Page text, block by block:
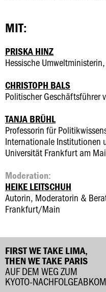
MIT:
PRISKA HINZ
Hessische
CHRISTOPH BALS
Politischer Geschäftsführer
TANJA BRÜHL
Professorin für
Internationale Institutionen
Universität Frankfurt am
Moderation:
HEIKE LEITSCHUH
Autorin, Moderatorin &
Frankfurt/Main
FIRST WE TAKE LIMA,
THEN WE TAKE PARIS
AUF DEM WEG ZUM
KYOTO-